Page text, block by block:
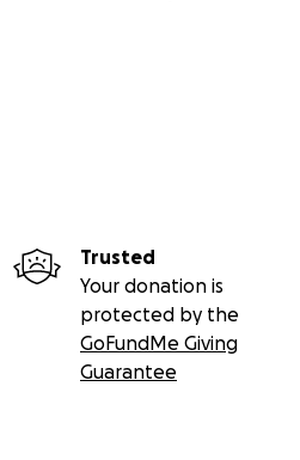
Trusted
Your donation is
protected by the
GoFundMe Giving
Guarantee